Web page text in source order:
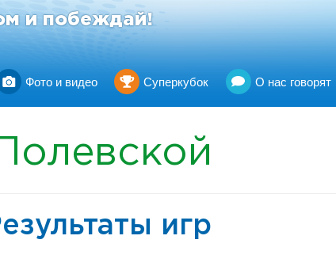
и побеждай!
Фото и видео Суперкубок О нас говорят
игр